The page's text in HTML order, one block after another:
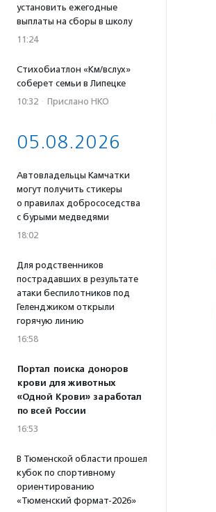
установить ежегодные
выплаты на сборы в школу
11:24
Стихобиатлон «Км/вслух»
соберет семьи в Липецке
10:32 · Прислано НКО
05.08.2026
Автовладельцы Камчатки
могут получить стикеры
о правилах добрососедства
с бурыми медведями
18:02
Для родственников
пострадавших в результате
атаки беспилотников под
Геленджиком открыли
горячую линию
16:58
Портал поиска доноров
крови для животных
«Одной Крови» заработал
по всей России
16:53
В Тюменской области прошел
кубок по спортивному
ориентированию
«Тюменский формат-2026»